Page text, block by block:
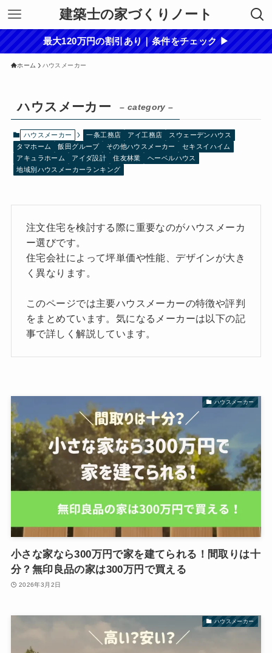
建築士の家づくりノート
最大120万円の割引あり｜条件をチェック ▶
ホーム ハウスメーカー
ハウスメーカー – category –
ハウスメーカー 一条工務店 アイ工務店
スウェーデンハウス
タマホーム
飯田グループ その他ハウスメーカー
セキスイハイム
アキュラホーム
アイダ設計 住友林業
ヘーベルハウス
地域別ハウスメーカーランキング
注文住宅を検討する際に重要なのがハウスメーカ
ー選びです。
住宅会社によって坪単価や性能、デザインが大き
く異なります。
このページでは主要ハウスメーカーの特徴や評判
をまとめています。気になるメーカーは以下の記
事で詳しく解説しています。
ハウスメーカー
小さな家なら300万円で家を建てられる！間取りは十
分？無印良品の家は300万円で買える
2026年3月2日
ハウスメーカー